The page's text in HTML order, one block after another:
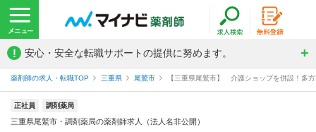
! 安心・安全な転職サポートの提供に努めます。
薬剤師の求人・転職TOP 三重県 尾鷲市 【三重県尾鷲市】 介護ショップを併設！多
正社員 調剤薬局
三重県尾鷲市・調剤薬局の薬剤師求人（法人名非公開）